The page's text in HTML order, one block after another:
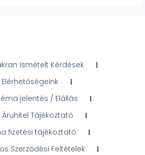
Ismételt Kérdések
Elérhetőségeink
jelentés / Elállás
Áruhitel Tájékoztató
fizetési tájékoztató
Szerződési Feltételek